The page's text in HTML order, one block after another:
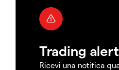
Trading alert
Ricevi una notifica